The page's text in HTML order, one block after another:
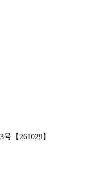
【261029】